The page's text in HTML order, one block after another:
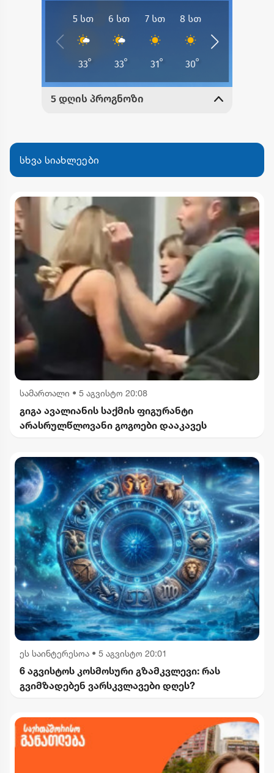
სხვა სიახლეები
სამართალი • 5 აგვისტო 20:08
გიგა ავალიანის საქმის ფიგურანტი
არასრულწლოვანი გოგოები დააკავეს
ეს საინტერესოა • 5 აგვისტო 20:01
6 აგვისტოს კოსმოსური გზამკვლევი: რას
გვიმზადებენ ვარსკვლავები დღეს?